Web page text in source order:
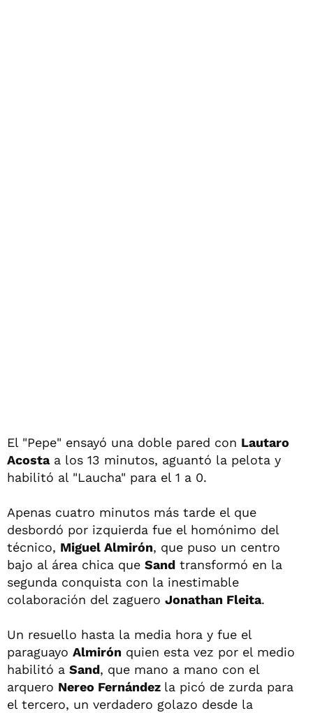
El "Pepe" ensayó una doble pared con Lautaro
Acostaa los 13 minutos, aguantó la pelota y
habilitó al "Laucha" para el 1 a 0.
Apenas cuatro minutos más tarde el que
desbordó por izquierda fue el homónimo del
técnico, Miguel Almirón, que puso un centro
bajo al área chica que Sand transformó en la
segunda conquista con la inestimable
colaboración del zaguero Jonathan Fleita.
Un resuello hasta la media hora y fue el
paraguayo Almirón quien esta vez por el medio
habilitó a Sand, que mano a mano con el
arquero Nereo Fernández la picó de zurda para
el tercero, un verdadero golazo desde la